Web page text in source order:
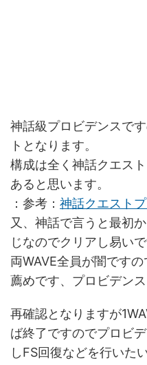
神話級プロビデンスで
トとなります。
構成は全く神話クエス
あると思います。
：参考： 神話クエスト
又、神話で言うと最初
じなのでクリアし易いで
両WAVE全員が闇です
薦めです、プロビデンス
再確認となりますが
ば終了ですのでプロビ
しFS回復などを行いた